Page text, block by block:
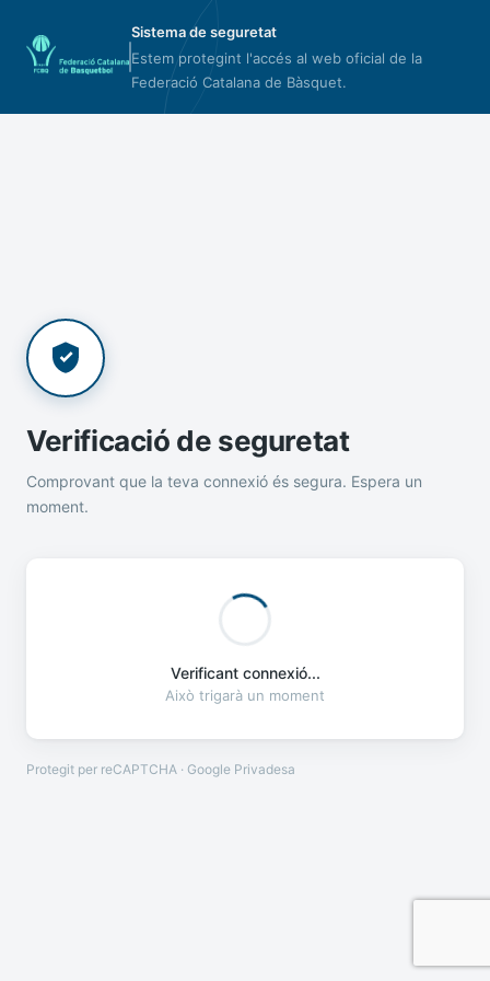
Sistema de seguretat
Estem protegint l'accés al web oficial de la
Federació Catalana de Bàsquet.
Verificació de seguretat
Comprovant que la teva connexió és segura. Espera un
moment.
Verificant connexió...
Això trigarà un moment
Protegit per reCAPTCHA · Google Privadesa